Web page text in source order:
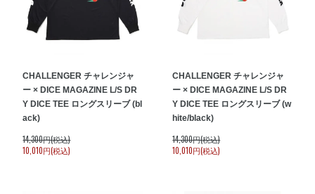
CHALLENGER チャレンジャ
ー × DICE MAGAZINE L/S DR
Y DICE TEE ロングスリーブ (bl
ack)
14,300円(税込)
10,010円(税込)
CHALLENGER チャレンジャ
ー × DICE MAGAZINE L/S DR
Y DICE TEE ロングスリーブ (w
hite/black)
14,300円(税込)
10,010円(税込)